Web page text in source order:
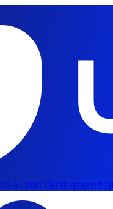
AI toàn cầu sẽ quay trở